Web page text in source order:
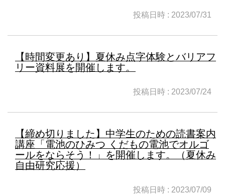
投稿日時 : 2023/07/31
【時間変更あり】夏休み点字体験とバリアフ
リー資料展を開催します。
投稿日時 : 2023/07/24
【締め切りました】中学生のための読書案内
講座「電池のひみつ くだもの電池でオルゴ
ールをならそう！」を開催します。（夏休み
自由研究応援）
投稿日時 : 2023/07/09